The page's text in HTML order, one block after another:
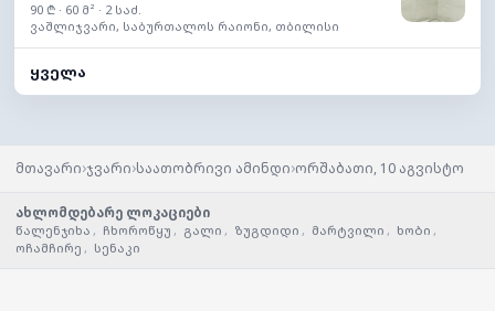
90 ₾ · 60 მ² · 2 საძ.
ვაშლიჯვარი, საბურთალოს რაიონი, თბილისი
ყველა
მთავარი›ჯვარი›საათობრივი ამინდი›ორშაბათი, 10 აგვისტო
ახლომდებარე ლოკაციები
წალენჯიხა , ჩხოროწყუ , გალი , ზუგდიდი , მარტვილი , ხობი ,
ოჩამჩირე , სენაკი